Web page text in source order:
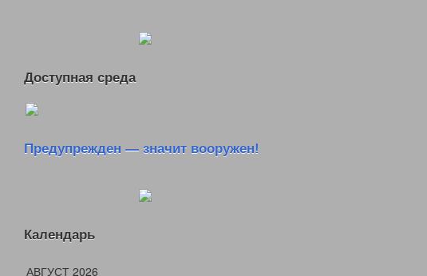
Доступная среда
Предупрежден — значит вооружен!
Календарь
АВГУСТ 2026